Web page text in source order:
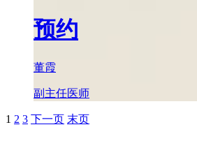
预约
董霞
副主任医师
1 2 3 下一页 末页